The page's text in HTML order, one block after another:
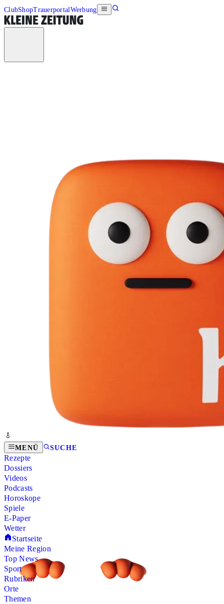
ClubShopTrauerportalWerbung
MENÜ SUCHE
Rezepte
Dossiers
Videos
Podcasts
Horoskope
Spiele
E-Paper
Wetter
Startseite
Meine Region
Top News
Sport
Rubriken
Orte
Themen